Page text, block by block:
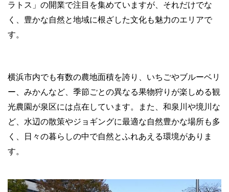
ラトス」の開業で注目を集めていますが、それだけでな
く、豊かな自然と地域に根ざした文化も魅力のエリアで
す。
横浜市内でも有数の農地面積を誇り、いちごやブルーベリ
ー、みかんなど、季節ごとの異なる果物狩りが楽しめる観
光農園が泉区には点在しています。また、和泉川や境川な
ど、水辺の散策やジョギングに最適な自然豊かな場所も多
く、日々の暮らしの中で自然とふれあえる環境がありま
す。